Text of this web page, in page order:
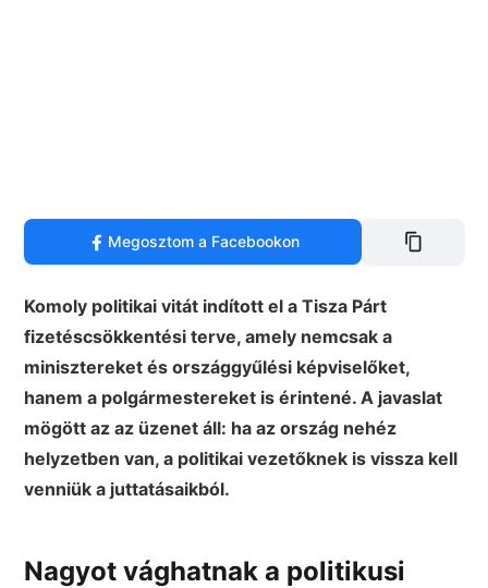
Megosztom a Facebookon
Komoly politikai vitát indított el a Tisza Párt
fizetéscsökkentési terve, amely nemcsak a
minisztereket és országgyűlési képviselőket,
hanem a polgármestereket is érintené. A javaslat
mögött az az üzenet áll: ha az ország nehéz
helyzetben van, a politikai vezetőknek is vissza kell
venniük a juttatásaikból.
Nagyot vághatnak a politikusi